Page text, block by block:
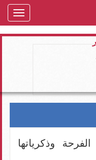
العدد 1000.. الفرحة وذكرياتها